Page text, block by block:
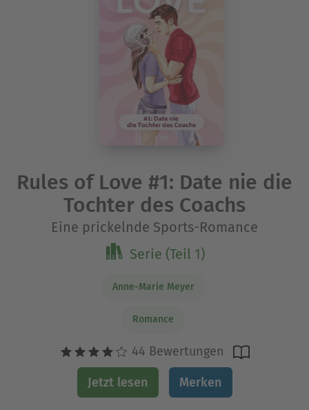
Rules of Love #1: Date nie die
Tochter des Coachs
Eine prickelnde Sports-Romance
Serie (Teil 1)
Anne-Marie Meyer
Romance
44 Bewertungen
Jetzt lesen Merken